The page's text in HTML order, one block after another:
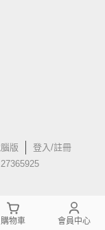
版
登入/註冊
購物車 會員中心